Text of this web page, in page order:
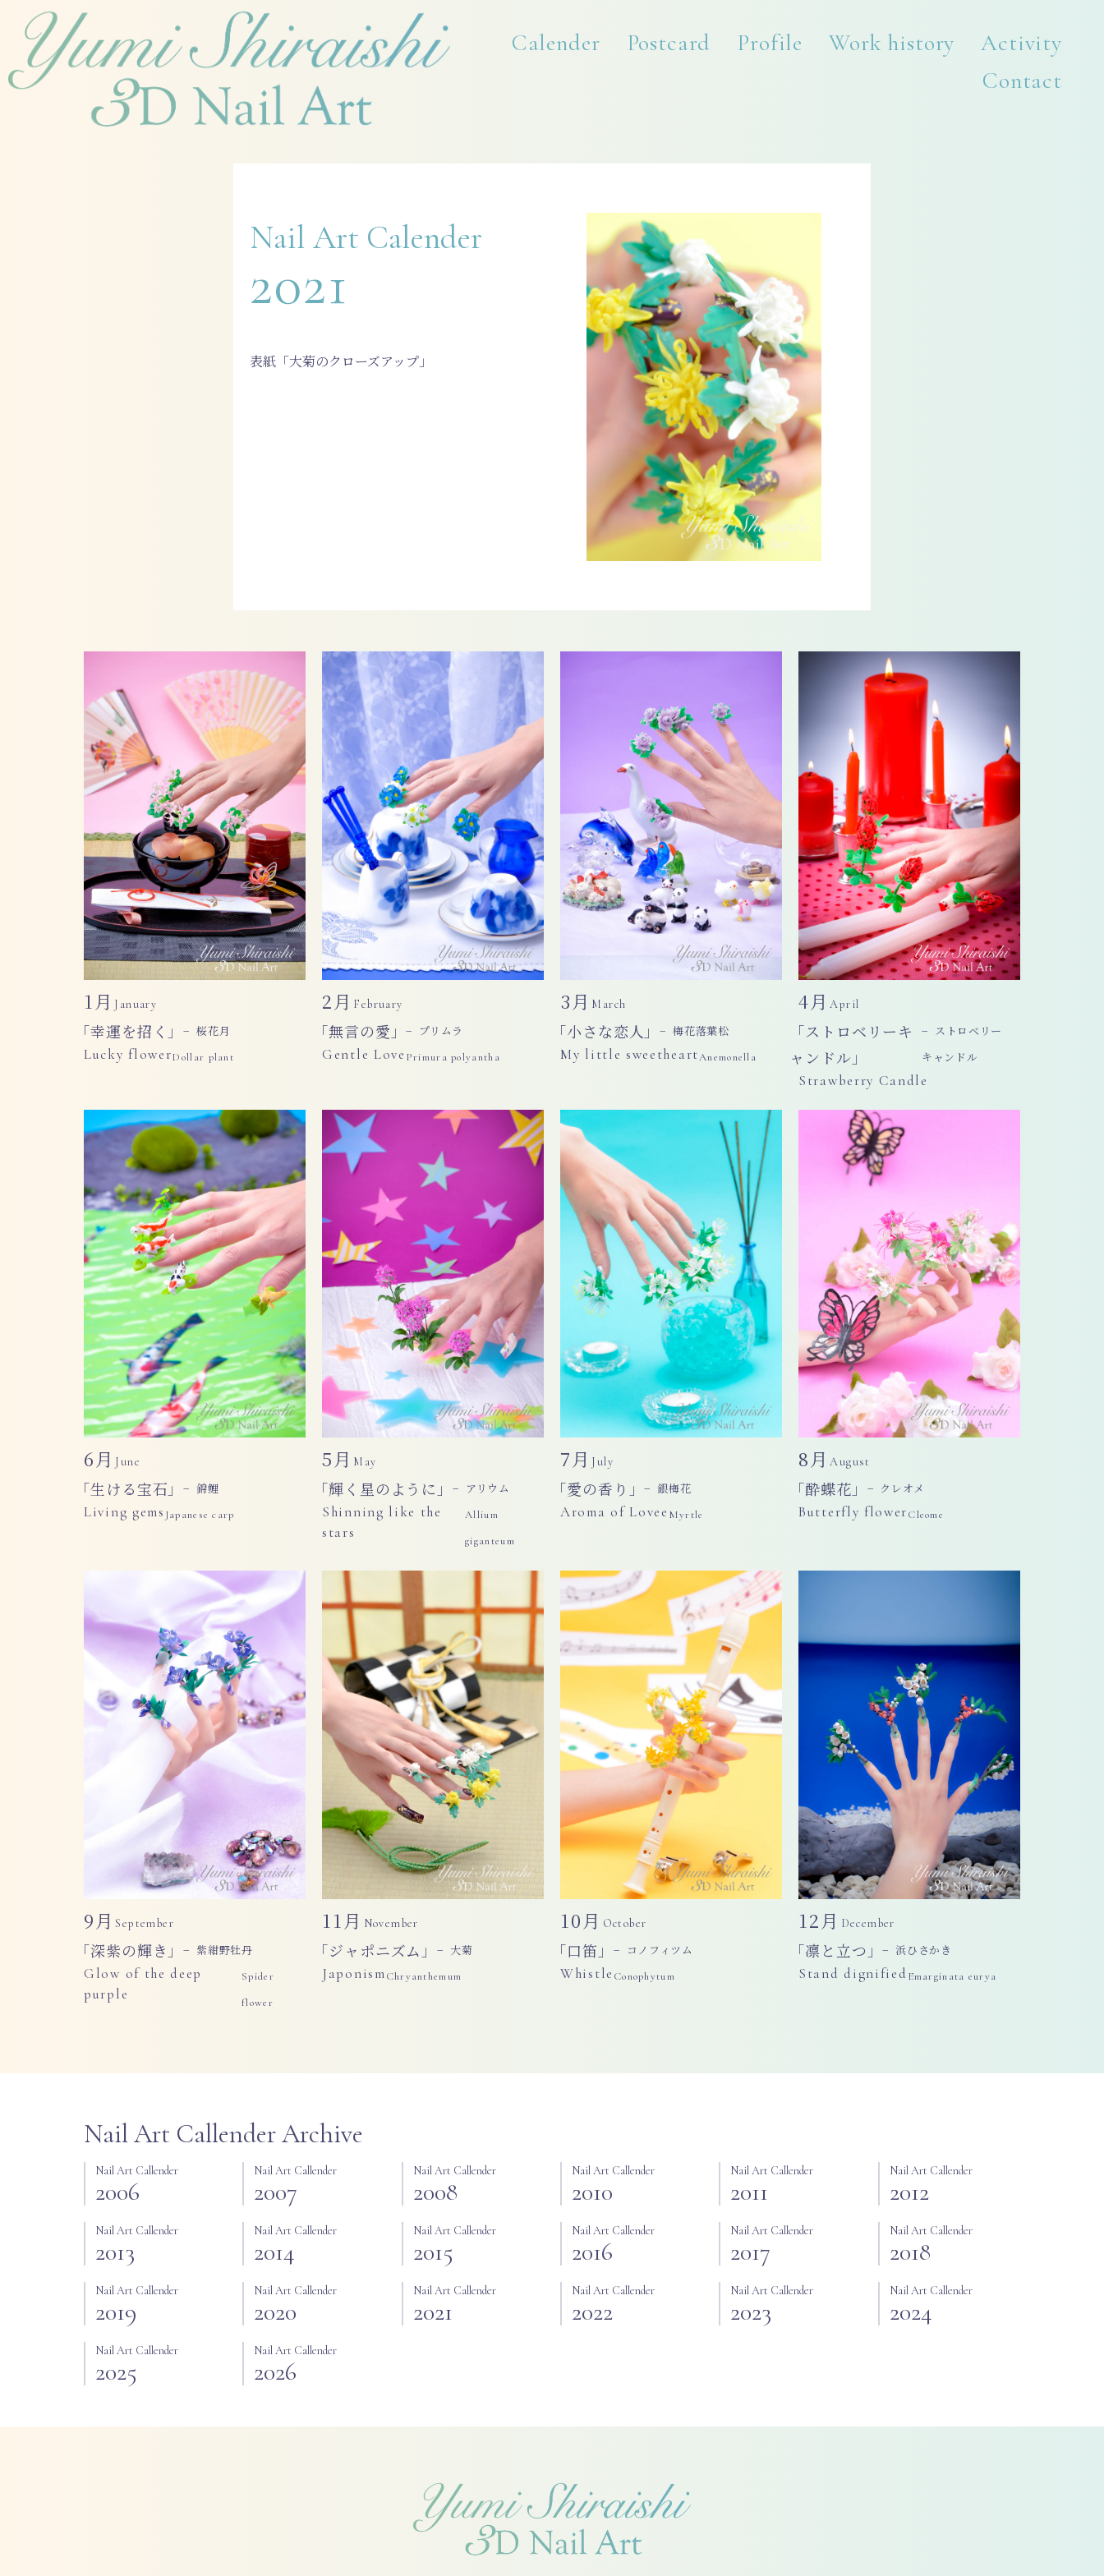
ス
Calender Postcard Profile Work history
Activity
Contact
Nail Art Calender
2021
表紙「大菊のクローズアップ」
1月 January
「幸運を招く」− 桜花月
Lucky flowerDollar plant
2月 February
「無言の愛」− プリムラ
Gentle Love Primura polyantha
3月 March
「小さな恋人」− 梅花落葉松
My little sweetheartAnemonella
4月April
「ストロベリーキ
ャンドル」
− ストロベリー
キャンドル
Strawberry Candle
6月 June
「生ける宝石」− 錦鯉
Living gems Japanese carp
5月 May
「輝く星のように」− アリウム
Shinning like the
stars
Allium
giganteum
7月 July
「愛の香り」− 銀梅花
Aroma of Lovee Myrtle
8月August
「酔蝶花」 − クレオメ
Butterfly flowerCleome
9月September
「深紫の輝き」− 紫紺野牡丹
Glow of the deep
purple
Spider
flower
11月 November
「ジャポニズム」− 大菊
JaponismChryanthemum
10月 October
「口笛」 − コノフィツム
Whistle Conophytum
12月 December
「凛と立つ」− 浜ひさかき
Stand dignified Emarginata eurya
Nail Art Callender Archive
Nail Art Callender
2006
Nail Art Callender
2007
Nail Art Callender
2008
Nail Art Callender
2010
Nail Art Callender
2011
Nail Art Callender
2012
Nail Art Callender
2013
Nail Art Callender
2014
Nail Art Callender
2015
Nail Art Callender
2016
Nail Art Callender
2017
Nail Art Callender
2018
Nail Art Callender
2019
Nail Art Callender
2020
Nail Art Callender
2021
Nail Art Callender
2022
Nail Art Callender
2023
Nail Art Callender
2024
Nail Art Callender
2025
Nail Art Callender
2026